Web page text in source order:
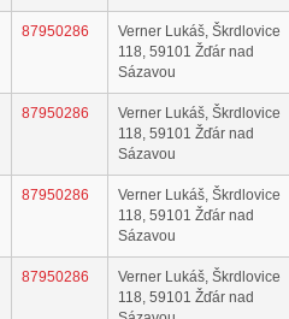
87950286
Verner Lukáš, Škrdlovice
118, 59101 Žďár nad
Sázavou
87950286
Verner Lukáš, Škrdlovice
118, 59101 Žďár nad
Sázavou
87950286
Verner Lukáš, Škrdlovice
118, 59101 Žďár nad
Sázavou
87950286
Verner Lukáš, Škrdlovice
118, 59101 Žďár nad